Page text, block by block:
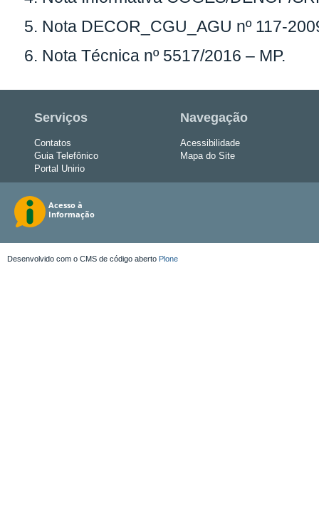
5. Nota DECOR_CGU_AGU nº 117-
6. Nota Técnica nº 5517/2016 – MP.
Serviços
Contatos
Guia Telefônico
Portal Unirio
Navegação
Acessibilidade
Mapa do Site
Desenvolvido com o CMS de código aberto Plone